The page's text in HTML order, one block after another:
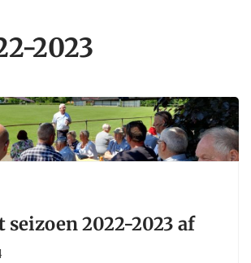
2023
seizoen 2022-2023 af